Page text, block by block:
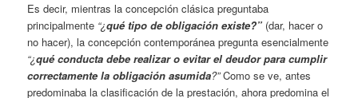
Es decir, mientras la concepción clásica preguntaba
principalmente “¿qué tipo de obligación existe?” (dar, hacer o
no hacer), la concepción contemporánea pregunta esencialmente
“¿qué conducta debe realizar o evitar el deudor para cumplir
correctamente la obligación asumida?”Como se ve, antes
predominaba la clasificación de la prestación, ahora predomina el